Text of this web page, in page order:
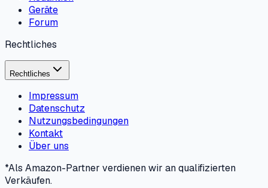
Geräte
Forum
Rechtliches
Rechtliches
Impressum
Datenschutz
Nutzungsbedingungen
Kontakt
Über uns
*Als Amazon-Partner verdienen wir an qualifizierten
Verkäufen.